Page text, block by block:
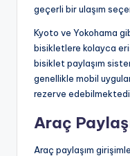
geçerli bir ulaşım
Kyoto ve Yokohama
bisikletlere kolayca
bisiklet paylaşım
genellikle mobil
rezerve
Araç
Araç paylaşım